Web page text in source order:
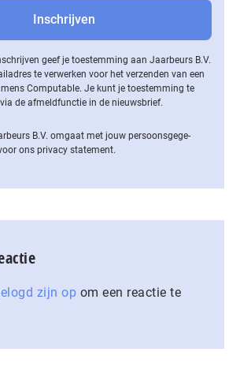
geef je toestemming aan Jaarbeurs B.V.
te verwerken voor het verzenden van een
Computable. Je kunt je toestemming te
de af­meld­func­tie in de nieuwsbrief.
B.V. omgaat met jouw per­soons­ge­ge­
ons privacy statement.
zijn op om een reactie te